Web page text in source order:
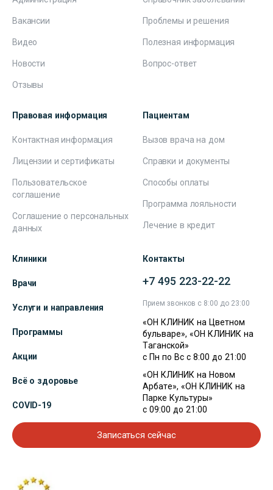
Вакансии
Видео
Новости
Отзывы
Проблемы и решения
Полезная информация
Вопрос-ответ
Правовая информация
Контактная информация
Лицензии и сертификаты
Пользовательское
соглашение
Соглашение о персональных
данных
Пациентам
Вызов врача на дом
Справки и документы
Способы оплаты
Программа лояльности
Лечение в кредит
Клиники
Врачи
Услуги и направления
Программы
Акции
Всё о здоровье
COVID-19
Контакты
+7 495 223-22-22
Прием звонков с 8:00 до 23:00
«ОН КЛИНИК на Цветном
бульваре», «ОН КЛИНИК на
Таганской»
с Пн по Вс с 8:00 до 21:00
«ОН КЛИНИК на Новом
Арбате», «ОН КЛИНИК на
Парке Культуры»
с 09:00 до 21:00
Записаться сейчас